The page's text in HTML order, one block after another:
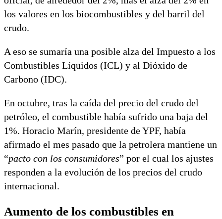
los valores en los biocombustibles y del barril del
crudo.
A eso se sumaría una posible alza del Impuesto a los
Combustibles Líquidos (ICL) y al Dióxido de
Carbono (IDC).
En octubre, tras la caída del precio del crudo del
petróleo, el combustible había sufrido una baja del
1%. Horacio Marín, presidente de YPF, había
afirmado el mes pasado que la petrolera mantiene un
“pacto con los consumidores” por el cual los ajustes
responden a la evolución de los precios del crudo
internacional.
Aumento de los combustibles en